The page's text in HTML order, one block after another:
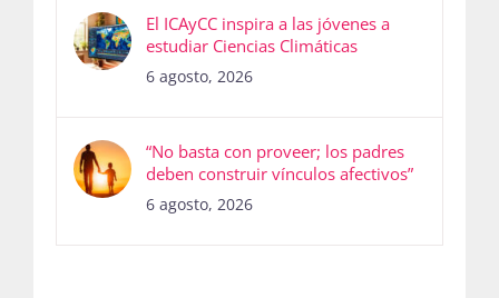
El ICAyCC inspira a las jóvenes a
estudiar Ciencias Climáticas
6 agosto, 2026
“No basta con proveer; los padres
deben construir vínculos afectivos”
6 agosto, 2026